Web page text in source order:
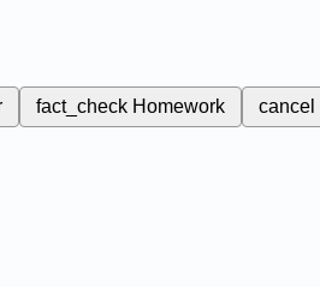
fact_check Homework cancel